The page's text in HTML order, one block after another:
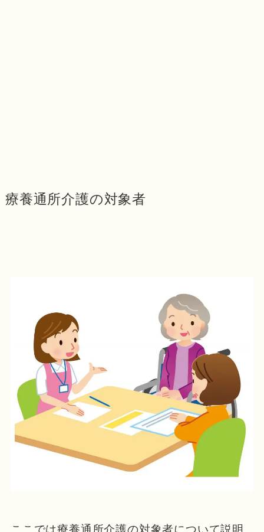
療養通所介護の対象者
ここでは療養通所介護の対象者について説明